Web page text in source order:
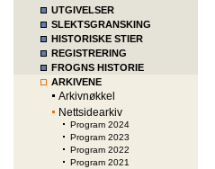
UTGIVELSER
SLEKTSGRANSKING
HISTORISKE STIER
REGISTRERING
FROGNS HISTORIE
ARKIVENE
Arkivnøkkel
Nettsidearkiv
Program 2024
Program 2023
Program 2022
Program 2021